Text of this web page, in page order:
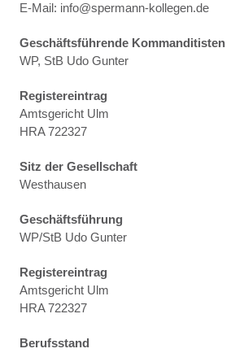
E-Mail: info@spermann-kollegen.de
Geschäftsführende Kommanditisten
WP, StB Udo Gunter
Registereintrag
Amtsgericht Ulm
HRA 722327
Sitz der Gesellschaft
Westhausen
Geschäftsführung
WP/StB Udo Gunter
Registereintrag
Amtsgericht Ulm
HRA 722327
Berufsstand